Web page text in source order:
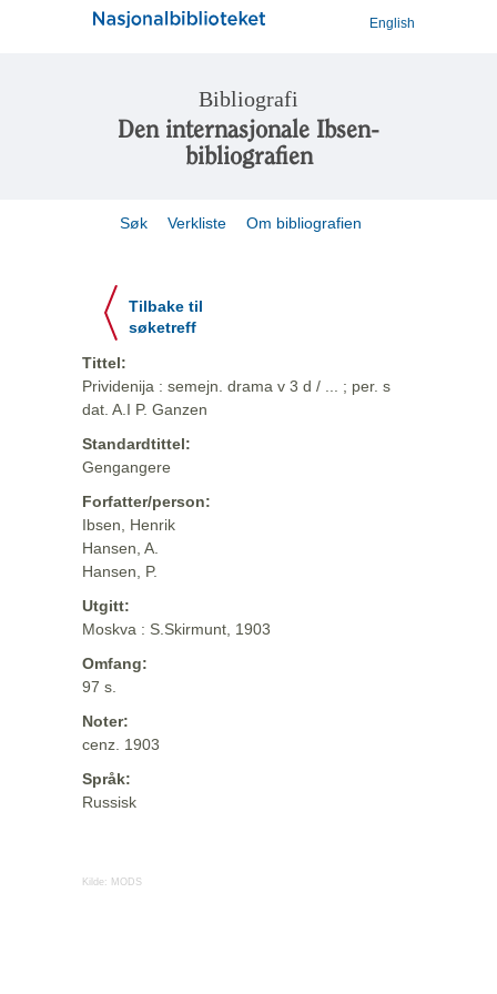
English
Bibliografi
Den internasjonale Ibsen-
bibliografien
Søk Verkliste Om bibliografien
Tilbake til
søketreff
Tittel:
Prividenija : semejn. drama v 3 d / ... ; per. s
dat. A.I P. Ganzen
Standardtittel:
Gengangere
Forfatter/person:
Ibsen, Henrik
Hansen, A.
Hansen, P.
Utgitt:
Moskva : S.Skirmunt, 1903
Omfang:
97 s.
Noter:
cenz. 1903
Språk:
Russisk
Kilde: MODS